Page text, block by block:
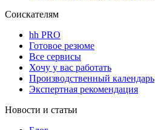
Соискателям
hh PRO
Готовое резюме
Все сервисы
Хочу у вас работать
Производственный календарь
Экспертная рекомендация
Новости и статьи